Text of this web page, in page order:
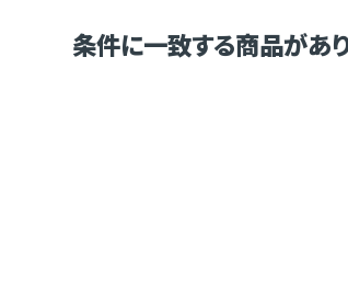
条件に一致する商品があ